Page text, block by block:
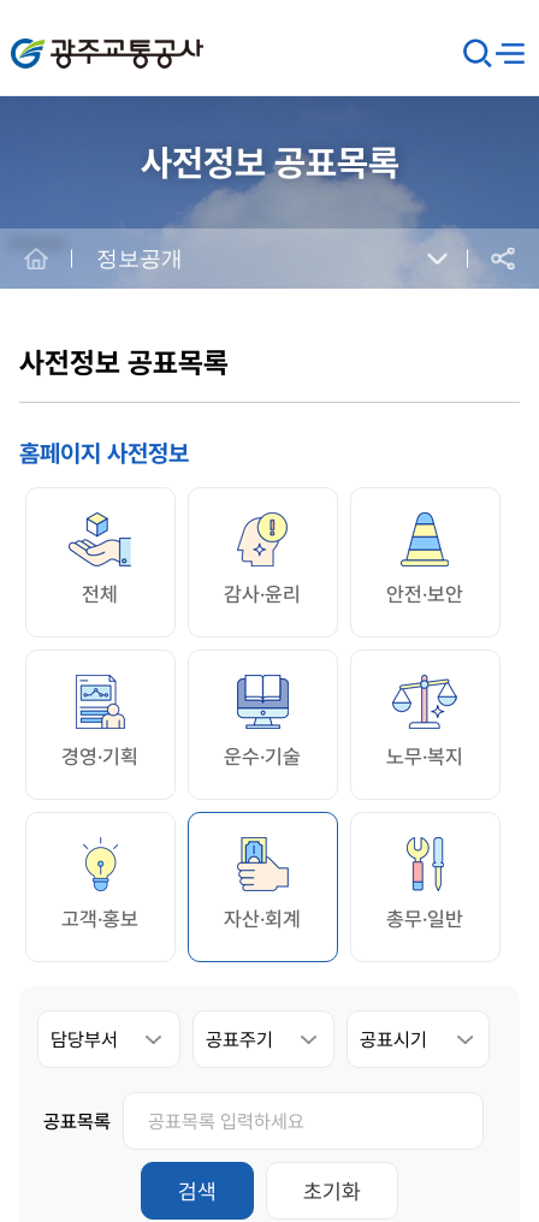
광주교통공사
검
색
창
메뉴
사전정보 공표목록
공유
정보공개
사전정보 공표목록
홈페이지 사전정보
전체 감사·윤리 안전·보안
경영·기획 운수·기술 노무·복지
고객·홍보 자산·회계 총무·일반
공표목록
공
검색 초기화